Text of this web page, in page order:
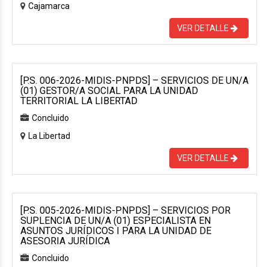
Cajamarca
VER DETALLE
[P.S. 006-2026-MIDIS-PNPDS] – SERVICIOS DE UN/A
(01) GESTOR/A SOCIAL PARA LA UNIDAD
TERRITORIAL LA LIBERTAD
Concluido
La Libertad
VER DETALLE
[P.S. 005-2026-MIDIS-PNPDS] – SERVICIOS POR
SUPLENCIA DE UN/A (01) ESPECIALISTA EN
ASUNTOS JURÍDICOS I PARA LA UNIDAD DE
ASESORIA JURÍDICA
Concluido